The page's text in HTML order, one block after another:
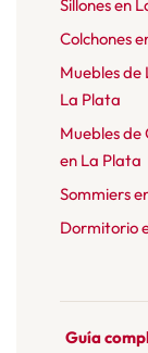
Sillones en
Colchones
Muebles de
La Plata
Muebles de
en La Plata
Sommiers
Dormitorio
Guía